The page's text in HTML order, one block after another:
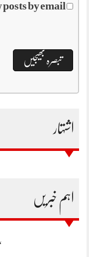
by email.
اشتہار
اہم خبریں